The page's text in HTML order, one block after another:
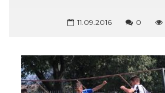
11.09.2016 0